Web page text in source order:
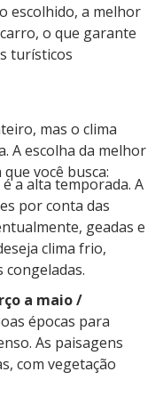
escolhido, a melhor
o que garante
turísticos
mas o clima
A escolha da melhor
você busca:
é a alta temporada. A
por conta das
geadas e
clima frio,
congeladas.
a maio /
épocas para
As paisagens
com vegetação